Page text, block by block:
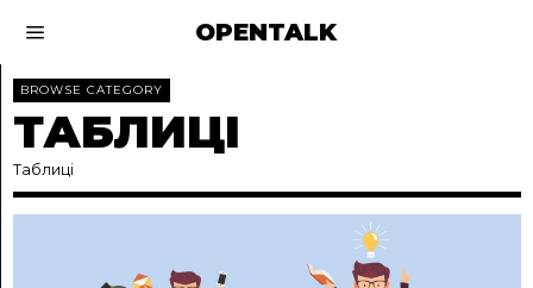
OPENTALK
BROWSE CATEGORY
ТАБЛИЦІ
Таблиці